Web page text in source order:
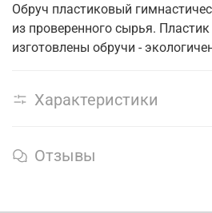
Обруч пластиковый
из проверенного сырья.
изготовлены обручи -
Характеристики
Отзывы